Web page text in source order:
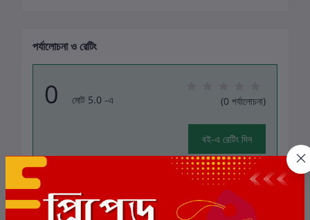
পর্যালোচনা ও রেটিং
0 মোট 5.0 -এ (0 পর্যালোচনা)
বই-এ রেটিং দিন
এই বইয়ের জন্য এখনও কোন পর্যালোচনা নেই